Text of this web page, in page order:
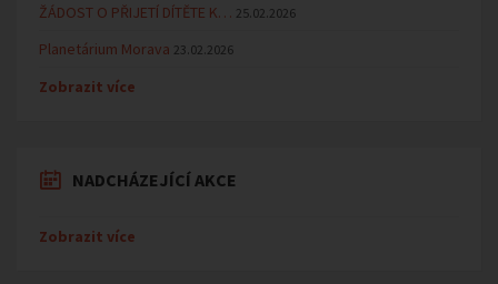
ŽÁDOST O PŘIJETÍ DÍTĚTE K… 25.02.2026
Planetárium Morava 23.02.2026
Zobrazit více
NADCHÁZEJÍCÍ AKCE
Zobrazit více